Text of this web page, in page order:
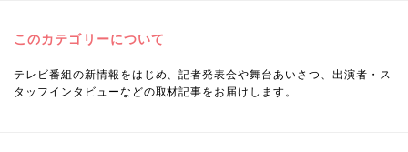
このカテゴリーについて
テレビ番組の新情報をはじめ、記者発表会や舞台あいさつ、出演者・ス
タッフインタビューなどの取材記事をお届けします。